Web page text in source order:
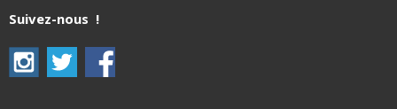
Suivez-nous !